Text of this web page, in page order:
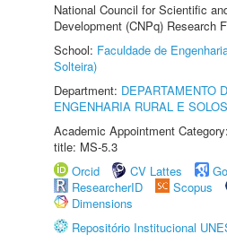
National Council for Scientific
Development (CNPq) Research
School: Faculdade de
Solteira)
Department: DEPARTAMENTO
ENGENHARIA RURAL E SOLOS
Academic Appointment
title: MS-5.3
Orcid
CV Lattes
ResearcherID
Scopus
Dimensions
Repositório Institucional